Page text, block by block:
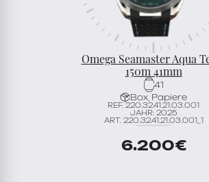
Omega Seamaster Aqua
150m 41mm
41
Box, Papiere
REF. 220.32.41.21.03.001
JAHR: 2025
ART. 220.32.41.21.03.001_1
6.200€